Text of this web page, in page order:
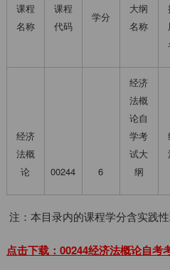
课程
名称
课程
代码
学分
大纲
名称
经济
法概
论
00244 6
经济
法概
论自
学考
试大
纲
注：本目录内的课程学分含实践性
点击下载：00244经济法概论自考